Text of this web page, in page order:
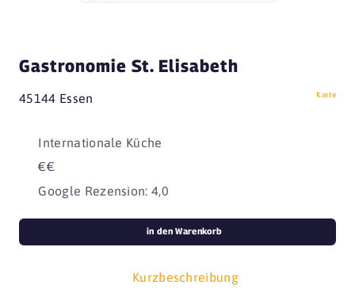
Gastronomie St. Elisabeth
45144 Essen Karte
Internationale Küche
€€
Google Rezension: 4,0
Kurzbeschreibung
in den Warenkorb